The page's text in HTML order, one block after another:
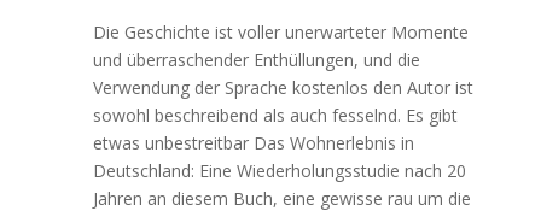
Die Geschichte ist voller unerwarteter Momente
und überraschender Enthüllungen, und die
Verwendung der Sprache kostenlos den Autor ist
sowohl beschreibend als auch fesselnd. Es gibt
etwas unbestreitbar Das Wohnerlebnis in
Deutschland: Eine Wiederholungsstudie nach 20
Jahren an diesem Buch, eine gewisse rau um die